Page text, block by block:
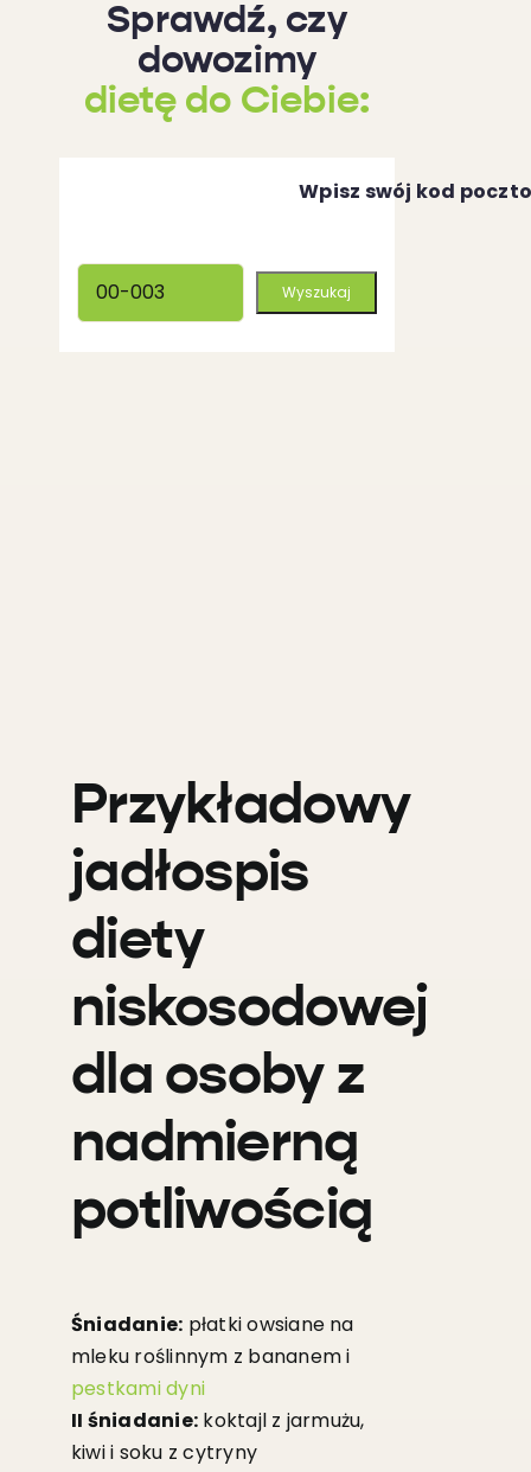
Sprawdź, czy
dowozimy
dietę do Ciebie:
Wpisz swój kod
Przykładowy
jadłospis
diety
niskosodowej
dla osoby z
nadmierną
potliwością
Śniadanie: płatki owsiane na
mleku roślinnym z bananem i
pestkami dyni
II śniadanie: koktajl z jarmużu,
kiwi i soku z cytryny